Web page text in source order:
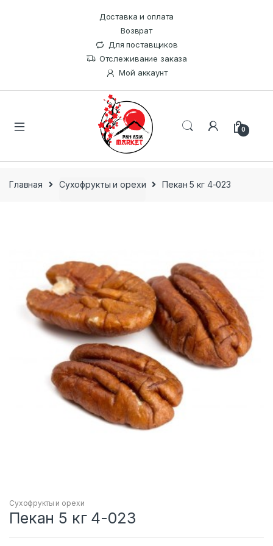
Доставка и оплата
Возврат
Для поставщиков
Отслеживание заказа
Мой аккаунт
0
Главная Сухофрукты и орехи Пекан 5 кг 4-023
Сухофрукты и орехи
Пекан 5 кг 4-023